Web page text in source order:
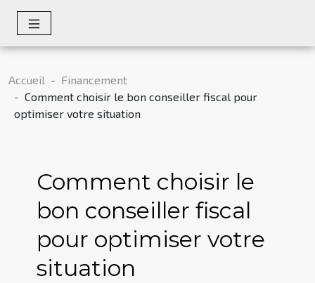
Accueil
Financement
Comment choisir le bon conseiller fiscal pour
optimiser votre situation
Comment choisir le
bon conseiller fiscal
pour optimiser votre
situation